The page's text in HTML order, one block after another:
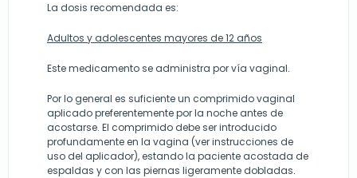
La dosis recomendada es:
Adultos y adolescentes mayores de 12 años
Este medicamento se administra por vía vaginal.
Por lo general es suficiente un comprimido vaginal
aplicado preferentemente por la noche antes de
acostarse. El comprimido debe ser introducido
profundamente en la vagina (ver instrucciones de
uso del aplicador), estando la paciente acostada de
espaldas y con las piernas ligeramente dobladas.